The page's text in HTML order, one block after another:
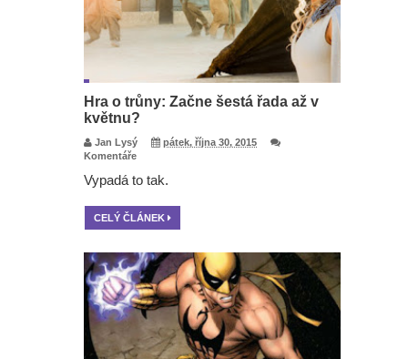
Hra o trůny: Začne šestá řada až v
květnu?
Jan Lysý
pátek, října 30, 2015
Komentáře
Vypadá to tak.
CELÝ ČLÁNEK